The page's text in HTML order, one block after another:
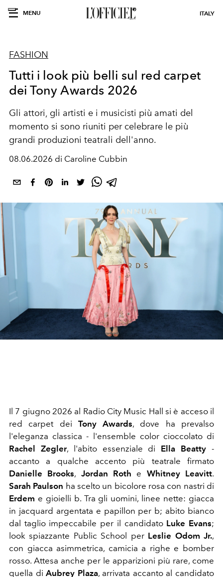
MENU ITALY
FASHION
Tutti i look più belli sul red carpet
dei Tony Awards 2026
Gli attori, gli artisti e i musicisti più amati del
momento si sono riuniti per celebrare le più
grandi produzioni teatrali dell'anno.
08.06.2026 di Caroline Cubbin
Il 7 giugno 2026 al Radio City Music Hall si è acceso il
red carpet dei Tony Awards, dove ha prevalso
l'eleganza classica - l'ensemble color cioccolato di
Rachel Zegler, l'abito essenziale di Ella Beatty -
accanto a qualche accento più teatrale firmato
Danielle Brooks, Jordan Roth e Whitney Leavitt.
Sarah Paulson ha scelto un bicolore rosa con nastri di
Erdem e gioielli b. Tra gli uomini, linee nette: giacca
in jacquard argentata e papillon per b; abito bianco
dal taglio impeccabile per il candidato Luke Evans;
look spiazzante Public School per Leslie Odom Jr.,
con giacca asimmetrica, camicia a righe e bomber
rosso. Attesa anche per le apparizioni più rare, come
quella diAubrey Plaza, arrivata accanto al candidato